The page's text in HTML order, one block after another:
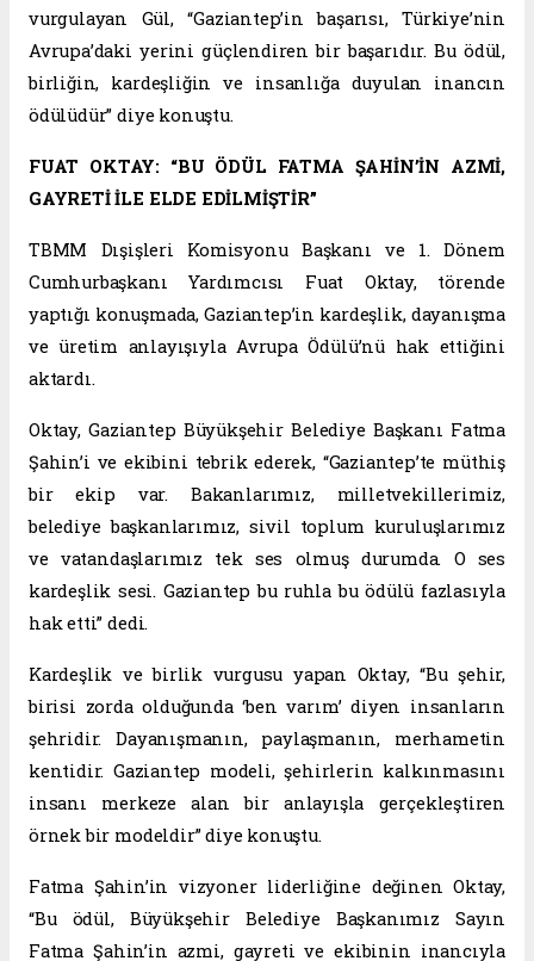
vurgulayan Gül, “Gaziantep’in başarısı, Türkiye’nin
Avrupa’daki yerini güçlendiren bir başarıdır. Bu ödül,
birliğin, kardeşliğin ve insanlığa duyulan inancın
ödülüdür” diye konuştu.
FUAT OKTAY: “BU ÖDÜL FATMA ŞAHİN’İN AZMİ,
GAYRETİ İLE ELDE EDİLMİŞTİR”
TBMM Dışişleri Komisyonu Başkanı ve 1. Dönem
Cumhurbaşkanı Yardımcısı Fuat Oktay, törende
yaptığı konuşmada, Gaziantep’in kardeşlik, dayanışma
ve üretim anlayışıyla Avrupa Ödülü’nü hak ettiğini
aktardı.
Oktay, Gaziantep Büyükşehir Belediye Başkanı Fatma
Şahin’i ve ekibini tebrik ederek, “Gaziantep’te müthiş
bir ekip var. Bakanlarımız, milletvekillerimiz,
belediye başkanlarımız, sivil toplum kuruluşlarımız
ve vatandaşlarımız tek ses olmuş durumda. O ses
kardeşlik sesi. Gaziantep bu ruhla bu ödülü fazlasıyla
hak etti” dedi.
Kardeşlik ve birlik vurgusu yapan Oktay, “Bu şehir,
birisi zorda olduğunda ‘ben varım’ diyen insanların
şehridir. Dayanışmanın, paylaşmanın, merhametin
kentidir. Gaziantep modeli, şehirlerin kalkınmasını
insanı merkeze alan bir anlayışla gerçekleştiren
örnek bir modeldir” diye konuştu.
Fatma Şahin’in vizyoner liderliğine değinen Oktay,
“Bu ödül, Büyükşehir Belediye Başkanımız Sayın
Fatma Şahin’in azmi, gayreti ve ekibinin inancıyla